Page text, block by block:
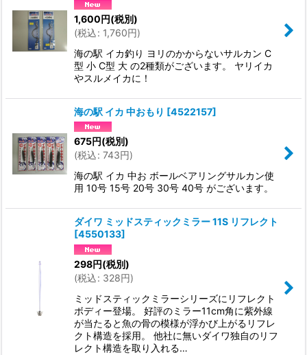
1,600円(税別)
(税込: 1,760円)
海の駅 イカ釣り ヨリのかからないサルカン C
型 小 C型 大 の2種類がございます。 ヤリイカ
やスルメイカに！
海の駅 イカ 中おもり [4522157]
675円(税別)
(税込: 743円)
海の駅 イカ 中お ボールベアリングサルカン使
用 10号 15号 20号 30号 40号 がございます。
ダイワ ミッドスティックミラー 11S リフレクト
[4550133]
298円(税別)
(税込: 328円)
ミッドスティックミラーシリーズにリフレクト
ボディー登場。 好評のミラー11cm角に紫外線
が当たると魚の骨の模様が浮かび上がるリフレ
クト構造を採用。 他社に無いダイワ独自のリフ
レクト構造を取り入れる…